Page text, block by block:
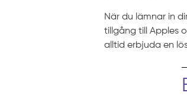
När du lämnar in
tillgång till Apples
alltid erbjuda en